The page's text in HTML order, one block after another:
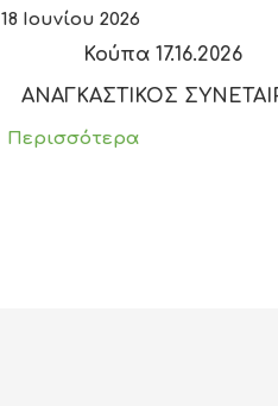
18 Ιουνίου 2026
Κούπα 17.16.2026
ΑΝΑΓΚΑΣΤΙΚΟΣ
Περισσότερα